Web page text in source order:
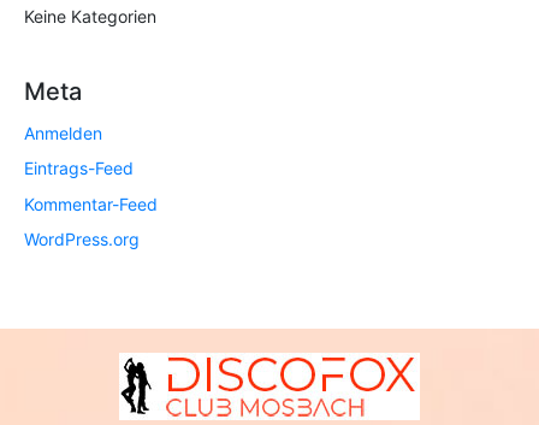
g
N
v
i
g
Keine Kategorien
Meta
Anmelden
Eintrags-Feed
Kommentar-Feed
WordPress.org